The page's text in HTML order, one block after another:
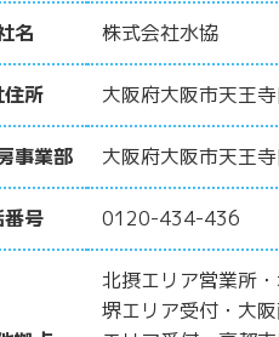
名 株式会社水協
所 大阪府大阪市天王
事業部 大阪府大阪市天王
号 0120-434-436
北摂エリア営業所
堺エリア受付・大